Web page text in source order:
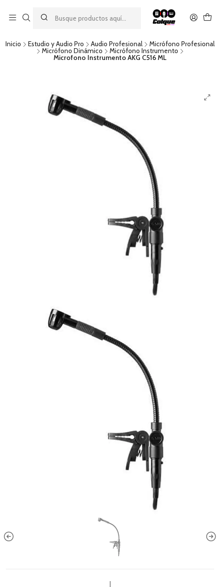
descuento por pago con transferencia bancaria
por una compra mínima de $49.990. Este descuento no es
acumulable a otras promociones ni aplicable a gastos de envío.
Inicio Estudio y Audio Pro Audio Profesional
Micrófono Profesional
Micrófono Dinámico
Micrófono Instrumento
Microfono Instrumento AKG C516 ML